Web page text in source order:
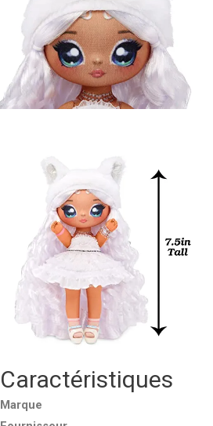
Caractéristiques
Marque